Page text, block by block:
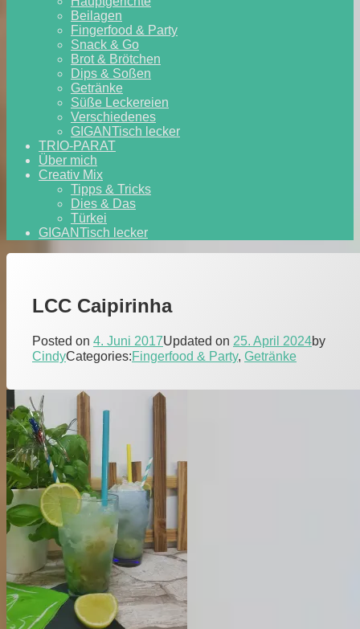
Beilagen
Fingerfood & Party
Snack & Go
Brot & Brötchen
Dips & Soßen
Getränke
Süße Leckereien
Verschiedenes
GIGANTisch lecker
TRIO-PARAT
Über mich
Creativ Mix
Tipps & Tricks
Dies & Das
Türkei
GIGANTisch lecker
LCC Caipirinha
Posted on 4. Juni 2017Updated on 25. April 2024by
CindyCategories:Fingerfood & Party, Getränke